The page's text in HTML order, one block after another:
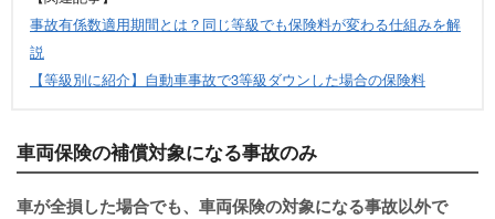
事故有係数適用期間とは？同じ等級でも保険料が変わる仕組みを解
説
【等級別に紹介】自動車事故で3等級ダウンした場合の保険料
車両保険の補償対象になる事故のみ
車が全損した場合でも、車両保険の対象になる事故以外で